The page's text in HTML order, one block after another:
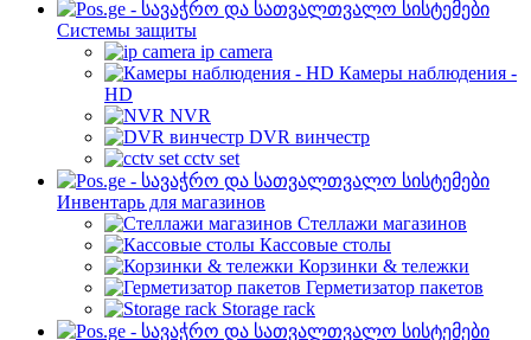
Cистемы защиты
ip camera
Камеры наблюдения -
HD
NVR
DVR винчестр
cctv set
Инвентарь для магазинов
Стеллажи магазинов
Кассовые столы
Корзинки & тележки
Герметизатор пакетов
Storage rack